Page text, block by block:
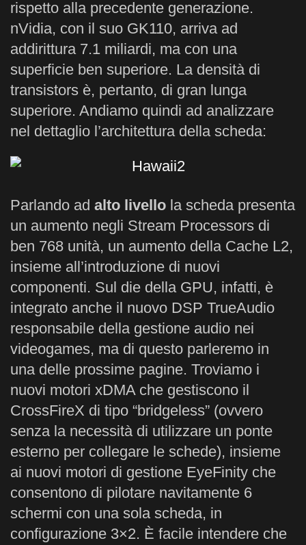
rispetto alla precedente generazione.
nVidia, con il suo GK110, arriva ad
addirittura 7.1 miliardi, ma con una
superficie ben superiore. La densità di
transistors è, pertanto, di gran lunga
superiore. Andiamo quindi ad analizzare
nel dettaglio l’architettura della scheda:
Parlando ad alto livello la scheda presenta
un aumento negli Stream Processors di
ben 768 unità, un aumento della Cache L2,
insieme all’introduzione di nuovi
componenti. Sul die della GPU, infatti, è
integrato anche il nuovo DSP TrueAudio
responsabile della gestione audio nei
videogames, ma di questo parleremo in
una delle prossime pagine. Troviamo i
nuovi motori xDMA che gestiscono il
CrossFireX di tipo “bridgeless” (ovvero
senza la necessità di utilizzare un ponte
esterno per collegare le schede), insieme
ai nuovi motori di gestione EyeFinity che
consentono di pilotare navitamente 6
schermi con una sola scheda, in
configurazione 3×2. È facile intendere che